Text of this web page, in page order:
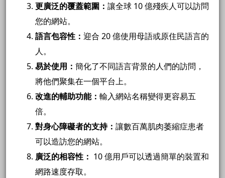
更廣泛的覆蓋範圍： 讓全球 10 億殘疾人可以訪問
您的網站。
語言包容性： 迎合 20 億使用母語或原住民語言的
人。
易於使用： 簡化了不同語言背景的人們的訪問，
將他們聚集在一個平台上。
改進的輔助功能： 輸入網站名稱變得更容易五
倍。
對身心障礙者的支持： 讓數百萬肌肉萎縮症患者
可以造訪您的網站。
廣泛的相容性： 10 億用戶可以透過簡單的裝置和
網路速度存取。